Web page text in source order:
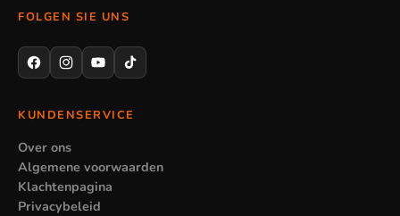
FOLGEN SIE UNS
KUNDENSERVICE
Over ons
Algemene voorwaarden
Klachtenpagina
Privacybeleid